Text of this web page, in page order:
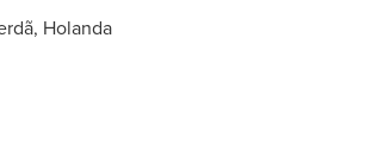
Holanda